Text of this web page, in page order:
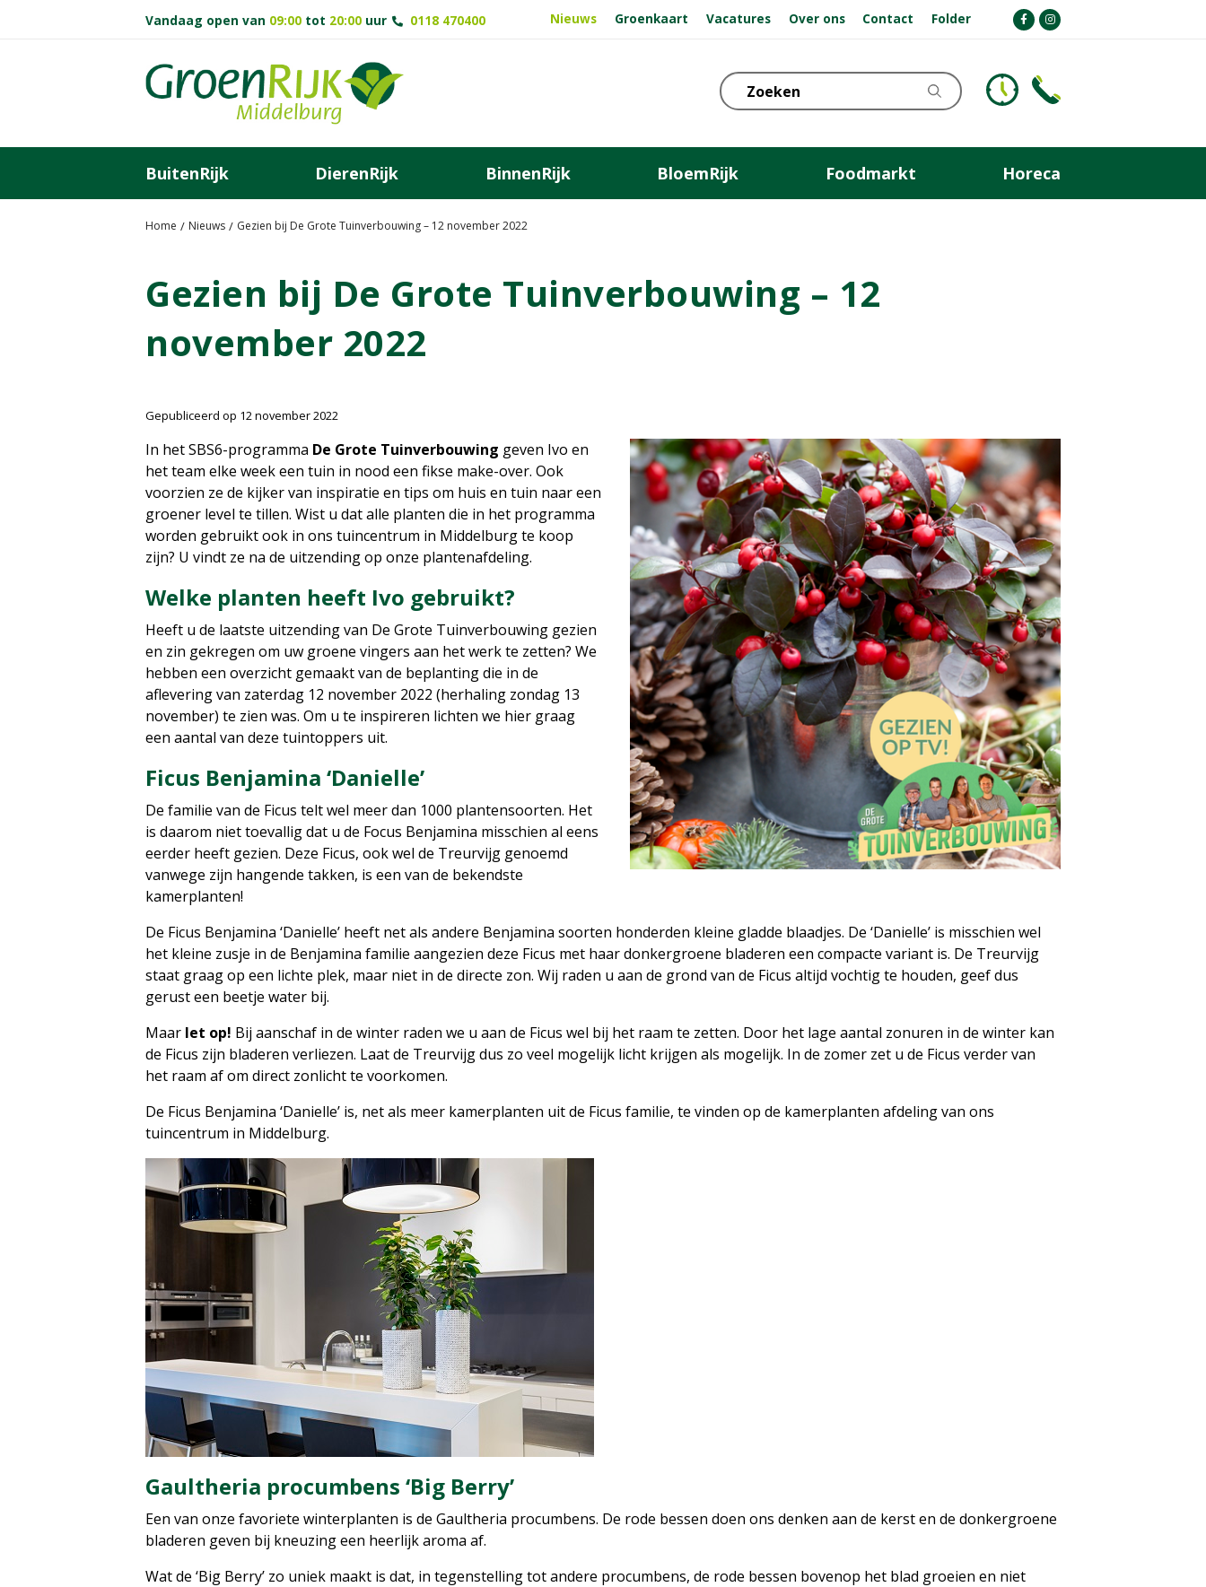
t
Home Nieuws Gezien bij De Grote Tuinverbouwing – 12 november 2022
Vandaag open van 09:00 tot 20:00 uur 0118 470400 Nieuws Groenkaart Vacatures Over ons Contact Folder
BuitenRijk DierenRijk BinnenRijk BloemRijk Foodmarkt Horeca
Gezien bij De Grote Tuinverbouwing – 12
november 2022
Gepubliceerd op 12 november 2022
In het SBS6-programma De Grote Tuinverbouwing geven Ivo en
het team elke week een tuin in nood een fikse make-over. Ook
voorzien ze de kijker van inspiratie en tips om huis en tuin naar een
groener level te tillen. Wist u dat alle planten die in het programma
worden gebruikt ook in ons tuincentrum in Middelburg te koop
zijn? U vindt ze na de uitzending op onze plantenafdeling.
Welke planten heeft Ivo gebruikt?
Heeft u de laatste uitzending van De Grote Tuinverbouwing gezien
en zin gekregen om uw groene vingers aan het werk te zetten? We
hebben een overzicht gemaakt van de beplanting die in de
aflevering van zaterdag 12 november 2022 (herhaling zondag 13
november) te zien was. Om u te inspireren lichten we hier graag
een aantal van deze tuintoppers uit.
Ficus Benjamina ‘Danielle’
De familie van de Ficus telt wel meer dan 1000 plantensoorten. Het
is daarom niet toevallig dat u de Focus Benjamina misschien al eens
eerder heeft gezien. Deze Ficus, ook wel de Treurvijg genoemd
vanwege zijn hangende takken, is een van de bekendste
kamerplanten!
De Ficus Benjamina ‘Danielle’ heeft net als andere Benjamina soorten honderden kleine gladde blaadjes. De ‘Danielle’ is misschien wel
het kleine zusje in de Benjamina familie aangezien deze Ficus met haar donkergroene bladeren een compacte variant is. De Treurvijg
staat graag op een lichte plek, maar niet in de directe zon. Wij raden u aan de grond van de Ficus altijd vochtig te houden, geef dus
gerust een beetje water bij.
Maar let op! Bij aanschaf in de winter raden we u aan de Ficus wel bij het raam te zetten. Door het lage aantal zonuren in de winter kan
de Ficus zijn bladeren verliezen. Laat de Treurvijg dus zo veel mogelijk licht krijgen als mogelijk. In de zomer zet u de Ficus verder van
het raam af om direct zonlicht te voorkomen.
De Ficus Benjamina ‘Danielle’ is, net als meer kamerplanten uit de Ficus familie, te vinden op de kamerplanten afdeling van ons
tuincentrum in Middelburg.
Gaultheria procumbens ‘Big Berry’
Een van onze favoriete winterplanten is de Gaultheria procumbens. De rode bessen doen ons denken aan de kerst en de donkergroene
bladeren geven bij kneuzing een heerlijk aroma af.
Wat de ‘Big Berry’ zo uniek maakt is dat, in tegenstelling tot andere procumbens, de rode bessen bovenop het blad groeien en niet